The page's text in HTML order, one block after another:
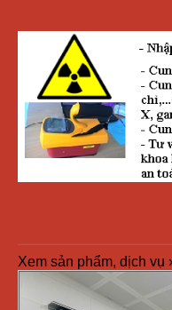
Xem sản phẩm, dịch vụ